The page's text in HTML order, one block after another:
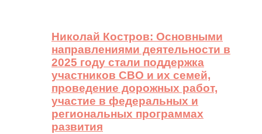
Николай Костров: Основными
направлениями деятельности в
2025 году стали поддержка
участников СВО и их семей,
проведение дорожных работ,
участие в федеральных и
региональных программах
развития